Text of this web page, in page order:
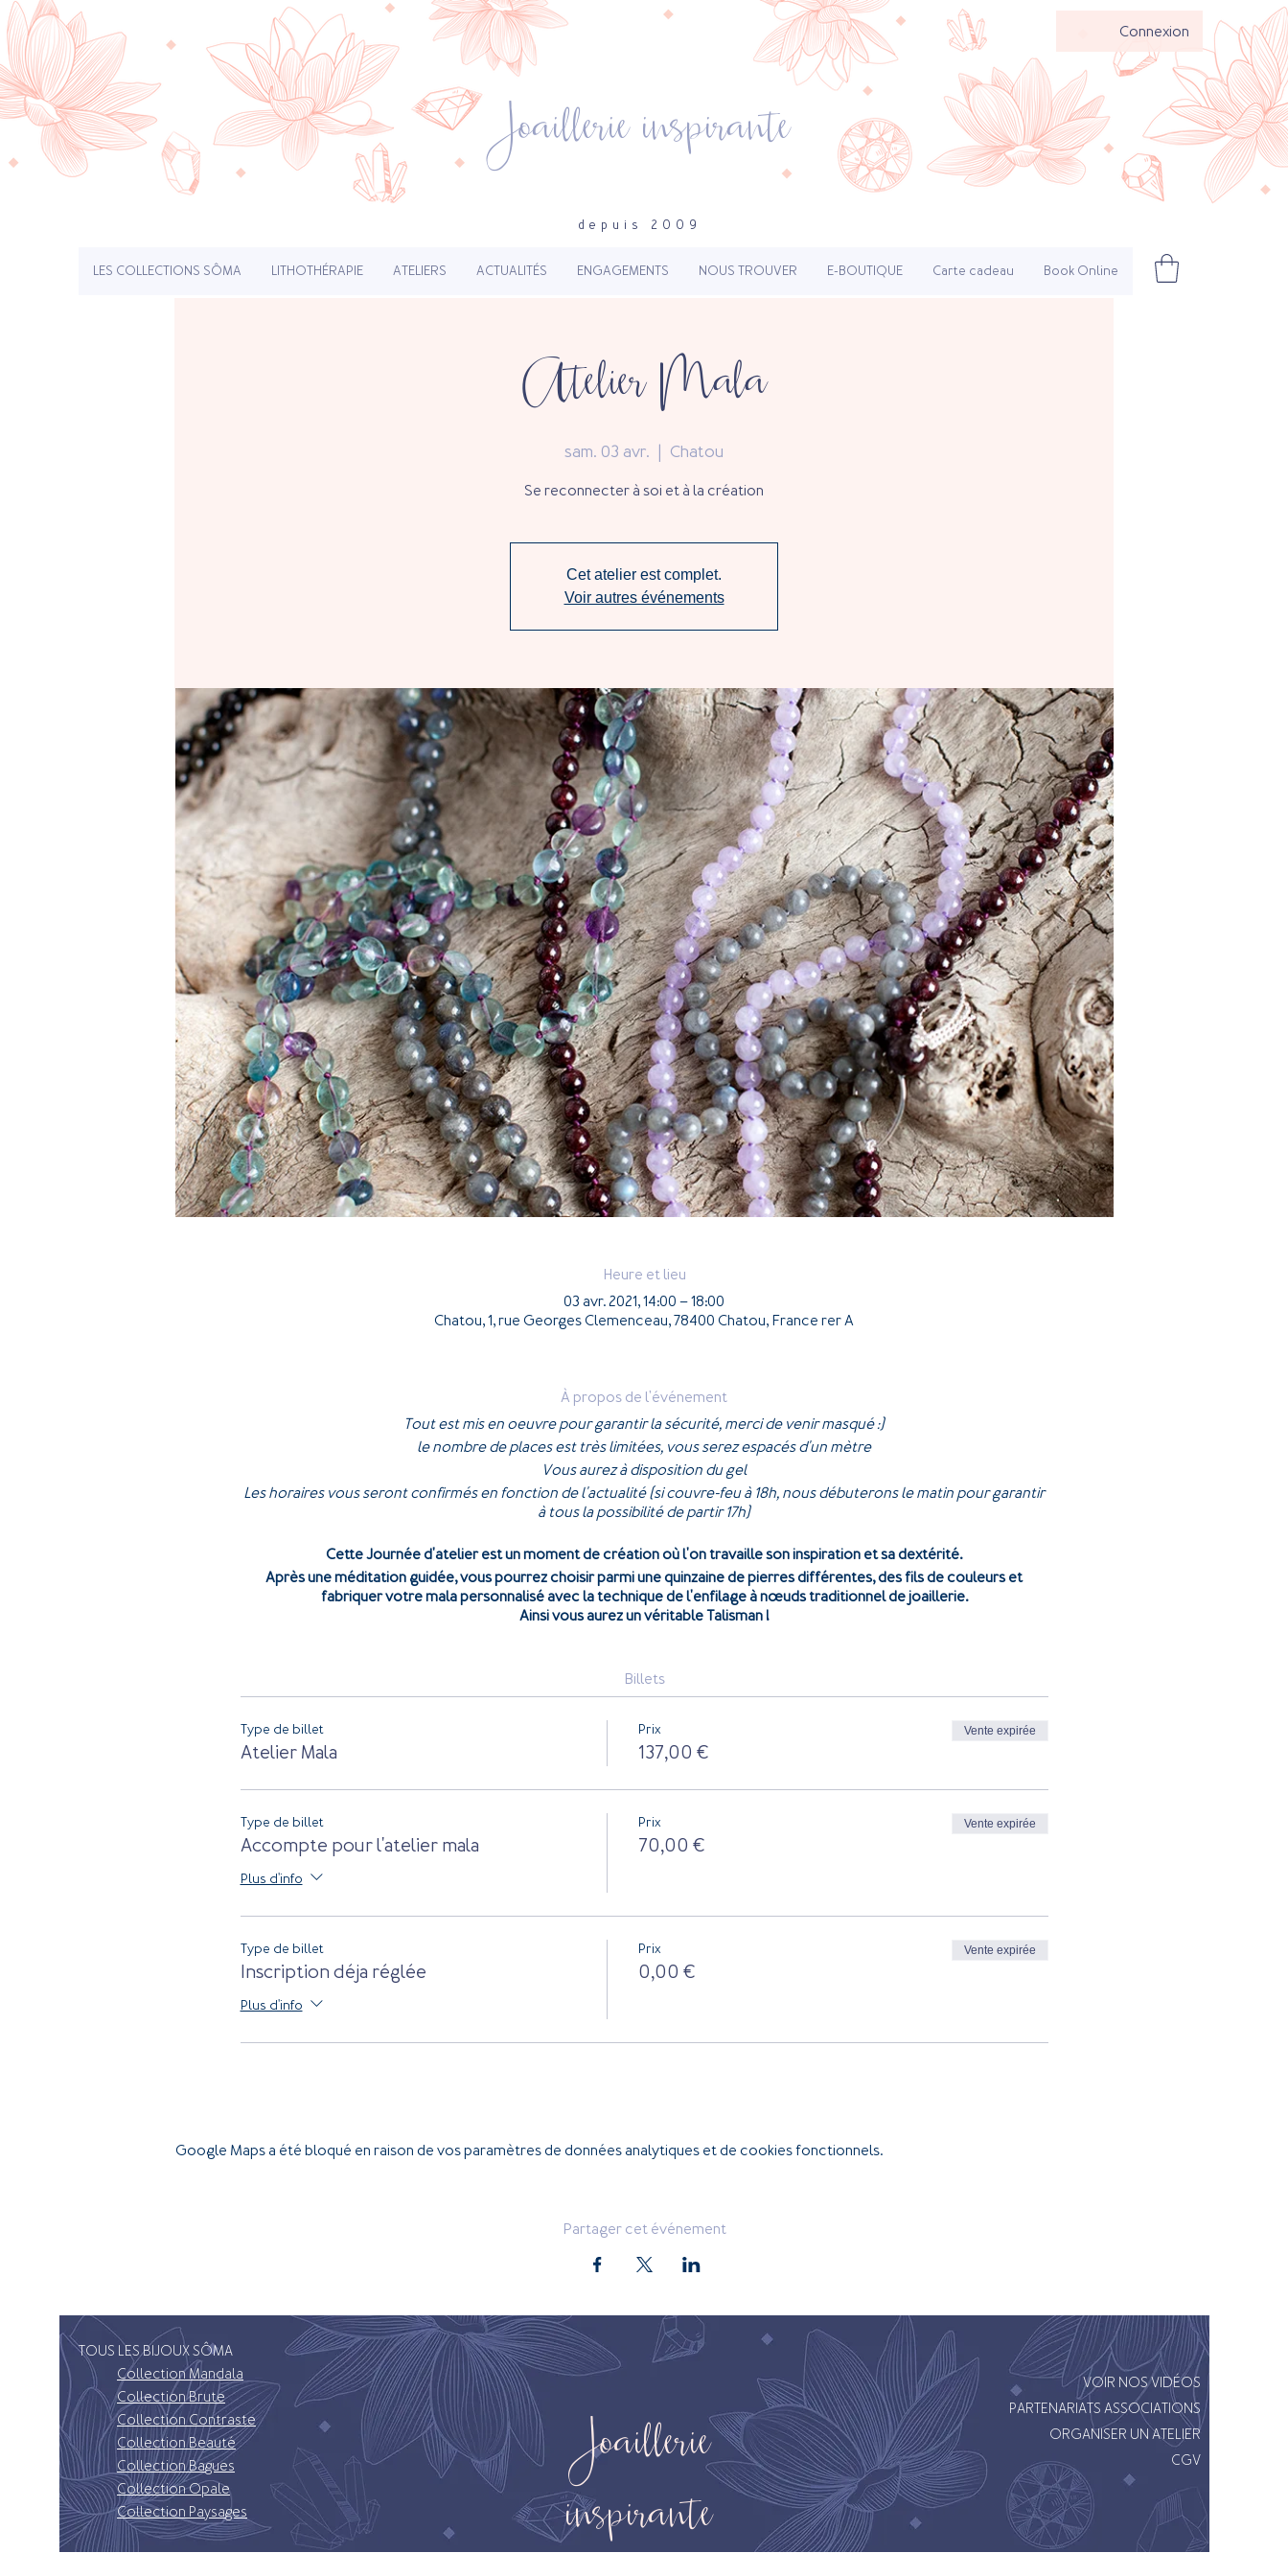
Joaillerie inspirante
depuis 2009
Connexion
LES COLLECTIONS SÔMA LITHOTHÉRAPIE ATELIERS ACTUALITÉS ENGAGEMENTS NOUS TROUVER E-BOUTIQUE Carte cadeau Book Online
Atelier Mala
sam. 03 avr.
  |
Chatou
Se reconnecter à soi et à la création
Cet atelier est complet.
Voir autres événements
Heure et lieu
03 avr. 2021, 14:00 – 18:00
Chatou, 1, rue Georges Clemenceau, 78400 Chatou, France rer A
À propos de l'événement
Tout est mis en oeuvre pour garantir la sécurité, merci de venir masqué :)
le nombre de places est très limitées, vous serez espacés d'un mètre
Vous aurez à disposition du gel
Les horaires vous seront confirmés en fonction de l'actualité (si couvre-feu à 18h, nous débuterons le matin pour garantir
à tous la possibilité de partir 17h)
Cette Journée d'atelier est un moment de création où l'on travaille son inspiration et sa dextérité.
Après une méditation guidée, vous pourrez choisir parmi une quinzaine de pierres différentes, des fils de couleurs et
fabriquer votre mala personnalisé avec la technique de l'enfilage à nœuds traditionnel de joaillerie.
Ainsi vous aurez un véritable Talisman !
Billets
Type de billet
Atelier Mala
Prix
137,00 €
Vente expirée
Type de billet
Accompte pour l'atelier mala
Plus d'info
Prix
70,00 €
Vente expirée
Type de billet
Inscription déja réglée
Plus d'info
Prix
0,00 €
Vente expirée
Google Maps a été bloqué en raison de vos paramètres de données analytiques et de cookies fonctionnels.
Partager cet événement
Joaillerie
inspirante
TOUS LES BIJOUX SÔMA
Collection Mandala
Collection Brute
Collection Contraste
Collection Beauté
Collection Bagues
Collection Opale
Collection Paysages
VOIR NOS VIDÉOS
PARTENARIATS ASSOCIATIONS
ORGANISER UN ATELIER
CGV